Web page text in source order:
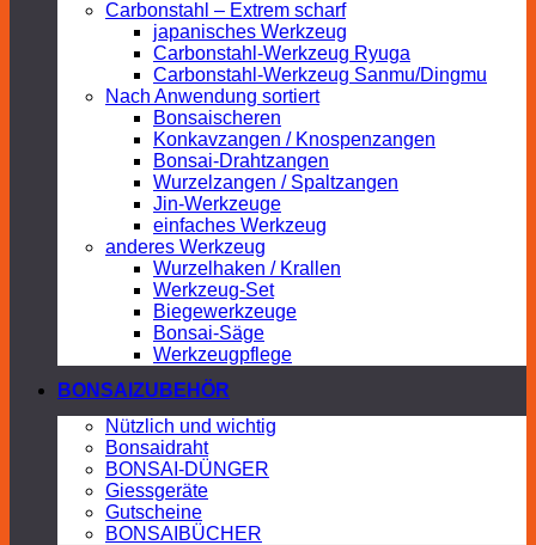
Carbonstahl – Extrem scharf
japanisches Werkzeug
Carbonstahl-Werkzeug Ryuga
Carbonstahl-Werkzeug Sanmu/Dingmu
Nach Anwendung sortiert
Bonsaischeren
Konkavzangen / Knospenzangen
Bonsai-Drahtzangen
Wurzelzangen / Spaltzangen
Jin-Werkzeuge
einfaches Werkzeug
anderes Werkzeug
Wurzelhaken / Krallen
Werkzeug-Set
Biegewerkzeuge
Bonsai-Säge
Werkzeugpflege
BONSAIZUBEHÖR
Nützlich und wichtig
Bonsaidraht
BONSAI-DÜNGER
Giessgeräte
Gutscheine
BONSAIBÜCHER